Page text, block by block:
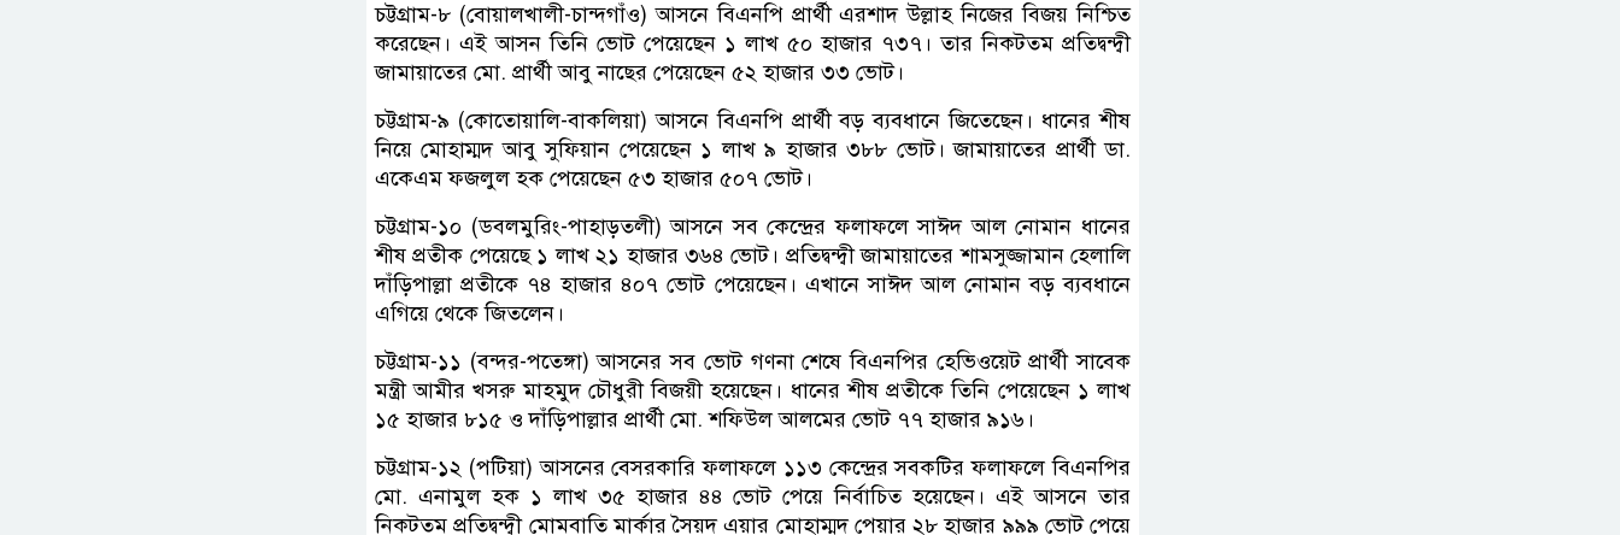
চট্টগ্রাম-৮ (বোয়ালখালী-চান্দগাঁও) আসনে বিএনপি প্রার্থী এরশাদ উল্লাহ নিজের বিজয় নিশ্চিত
করেছেন। এই আসন তিনি ভোট পেয়েছেন ১ লাখ ৫০ হাজার ৭৩৭। তার নিকটতম প্রতিদ্বন্দ্বী
জামায়াতের মো. প্রার্থী আবু নাছের পেয়েছেন ৫২ হাজার ৩৩ ভোট।
চট্টগ্রাম-৯ (কোতোয়ালি-বাকলিয়া) আসনে বিএনপি প্রার্থী বড় ব্যবধানে জিতেছেন। ধানের শীষ
নিয়ে মোহাম্মদ আবু সুফিয়ান পেয়েছেন ১ লাখ ৯ হাজার ৩৮৮ ভোট। জামায়াতের প্রার্থী ডা.
একেএম ফজলুল হক পেয়েছেন ৫৩ হাজার ৫০৭ ভোট।
চট্টগ্রাম-১০ (ডবলমুরিং-পাহাড়তলী) আসনে সব কেন্দ্রের ফলাফলে সাঈদ আল নোমান ধানের
শীষ প্রতীক পেয়েছে ১ লাখ ২১ হাজার ৩৬৪ ভোট। প্রতিদ্বন্দ্বী জামায়াতের শামসুজ্জামান হেলালি
দাঁড়িপাল্লা প্রতীকে ৭৪ হাজার ৪০৭ ভোট পেয়েছেন। এখানে সাঈদ আল নোমান বড় ব্যবধানে
এগিয়ে থেকে জিতলেন।
চট্টগ্রাম-১১ (বন্দর-পতেঙ্গা) আসনের সব ভোট গণনা শেষে বিএনপির হেভিওয়েট প্রার্থী সাবেক
মন্ত্রী আমীর খসরু মাহমুদ চৌধুরী বিজয়ী হয়েছেন। ধানের শীষ প্রতীকে তিনি পেয়েছেন ১ লাখ
১৫ হাজার ৮১৫ ও দাঁড়িপাল্লার প্রার্থী মো. শফিউল আলমের ভোট ৭৭ হাজার ৯১৬।
চট্টগ্রাম-১২ (পটিয়া) আসনের বেসরকারি ফলাফলে ১১৩ কেন্দ্রের সবকটির ফলাফলে বিএনপির
মো. এনামুল হক ১ লাখ ৩৫ হাজার ৪৪ ভোট পেয়ে নির্বাচিত হয়েছেন। এই আসনে তার
নিকটতম প্রতিদ্বন্দ্বী মোমবাতি মার্কার সৈয়দ এয়ার মোহাম্মদ পেয়ার ২৮ হাজার ৯৯৯ ভোট পেয়ে